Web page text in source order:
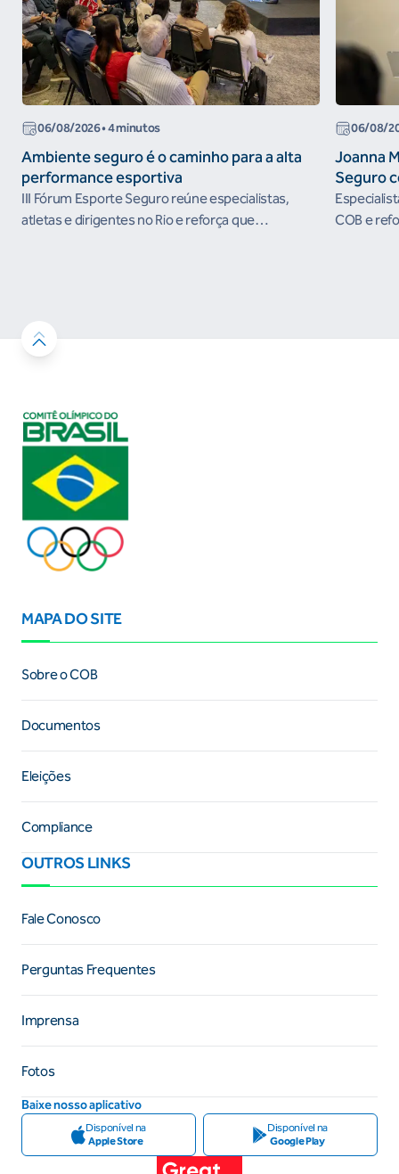
06/08/2026• 4 minutos
Ambiente seguro é o caminho para a alta
performance esportiva
III Fórum Esporte Seguro reúne especialistas,
atletas e dirigentes no Rio e reforça que
06/08/
Joanna
Seguro
COB e
MAPA DO SITE
Sobre o COB
Documentos
Eleições
Compliance
OUTROS LINKS
Fale Conosco
Perguntas Frequentes
Imprensa
Fotos
Baixe nosso aplicativo
Disponível na
Apple Store
Disponível na
Google Play